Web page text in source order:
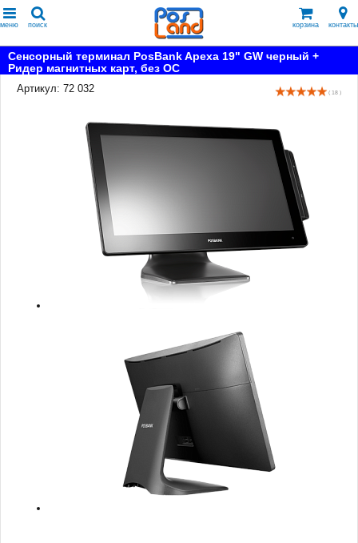
меню поиск корзина контакты
Сенсорный терминал PosBank Apexa 19" GW черный +
Ридер магнитных карт, без ОС
Артикул: 72 032
( 18 )